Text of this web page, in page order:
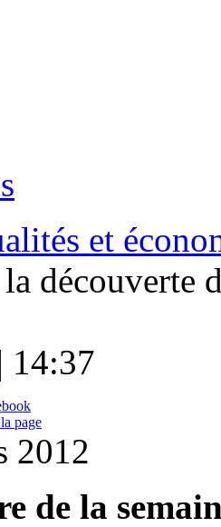
et
découverte
14:37
page
2012
de la